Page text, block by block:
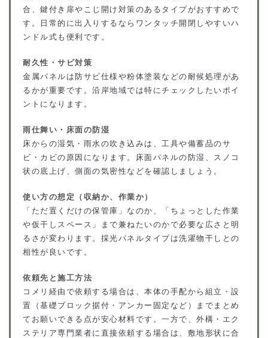
合、鍵付き扉やこじ開け対策のあるタイプがおすすめで
す。日常的に出入りするならワンタッチ開閉しやすいハ
ンドル式も便利です。
耐久性・サビ対策
金属パネルは防サビ仕様や粉体塗装などの耐候処理があ
るかが重要です。沿岸地域では特にチェックしたいポイ
ントになります。
雨仕舞い・床面の防湿
床からの湿気・雨水の吹き込みは、工具や備蓄品のサ
ビ・カビの原因になります。床面パネルの防湿、スノコ
状の底上げ、側面の気密性などを確認しましょう。
使い方の想定（収納か、作業か）
「ただ置くだけの保管庫」なのか、「ちょっとした作業
や仮干しスペース」まで兼ねたいのかで必要な広さと明
るさが変わります。採光パネルタイプは洗濯物干しとの
相性が良いです。
依頼先と施工方法
コメリ経由で依頼する場合は、本体の手配から組立・設
置（基礎ブロック据付・アンカー固定など）までまとめ
てお願いできる点が安心材料です。一方で、外構・エク
ステリア専門業者に直接依頼する場合は、敷地形状に合